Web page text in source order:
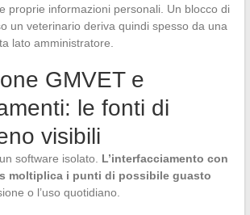
proprie informazioni personali. Un blocco di
un veterinario deriva quindi spesso da una
lato amministratore.
GMVET e
le fonti di
visibili
software isolato. L’interfacciamento con
moltiplica i punti di possibile guasto
o l’uso quotidiano.